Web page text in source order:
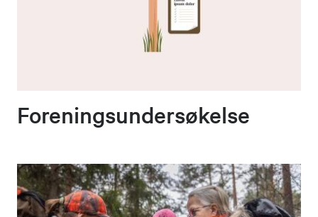
Foreningsundersøkelse